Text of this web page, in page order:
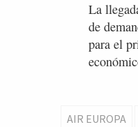
La
de
para el
AIR EUROPA